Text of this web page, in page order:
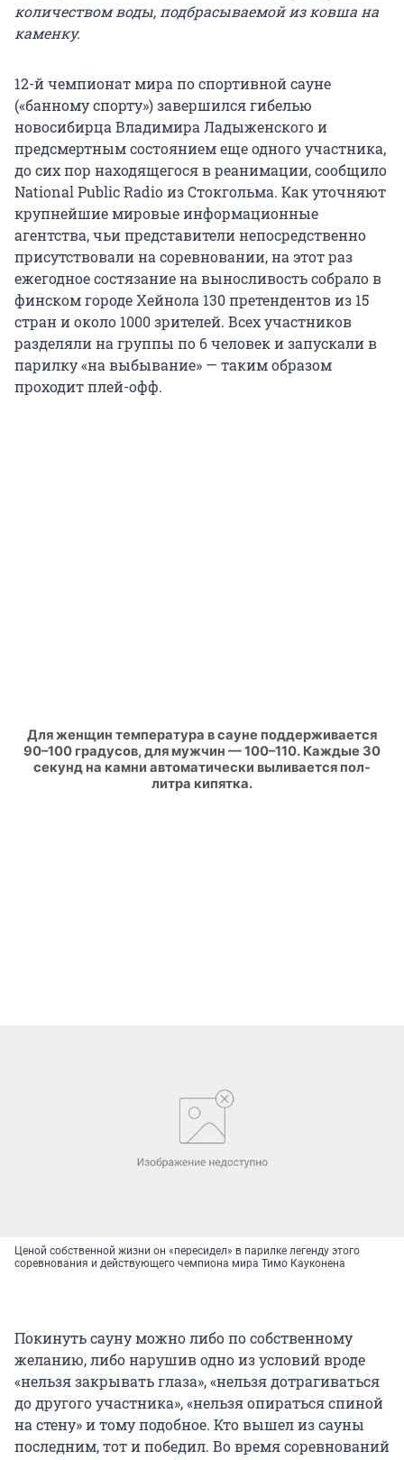
количеством воды, подбрасываемой из ковша на
каменку.
12-й чемпионат мира по спортивной сауне
(«банному спорту») завершился гибелью
новосибирца Владимира Ладыженского и
предсмертным состоянием еще одного участника,
до сих пор находящегося в реанимации, сообщило
National Public Radio из Стокгольма. Как уточняют
крупнейшие мировые информационные
агентства, чьи представители непосредственно
присутствовали на соревновании, на этот раз
ежегодное состязание на выносливость собрало в
финском городе Хейнола 130 претендентов из 15
стран и около 1000 зрителей. Всех участников
разделяли на группы по 6 человек и запускали в
парилку «на выбывание» — таким образом
проходит плей-офф.
Для женщин температура в сауне поддерживается
90–100 градусов, для мужчин — 100–110. Каждые 30
секунд на камни автоматически выливается пол-
литра кипятка.
Ценой собственной жизни он «пересидел» в парилке легенду этого
соревнования и действующего чемпиона мира Тимо Кауконена
Покинуть сауну можно либо по собственному
желанию, либо нарушив одно из условий вроде
«нельзя закрывать глаза», «нельзя дотрагиваться
до другого участника», «нельзя опираться спиной
на стену» и тому подобное. Кто вышел из сауны
последним, тот и победил. Во время соревнований